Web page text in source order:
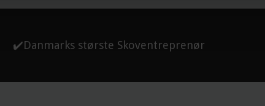
✔️Danmarks største Skoventreprenør